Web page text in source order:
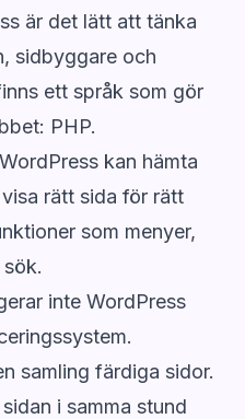
är det lätt att tänka
sidbyggare och
ett språk som gör
PHP.
kan hämta
rätt sida för rätt
som menyer,
inte WordPress
samling färdiga sidor.
i samma stund